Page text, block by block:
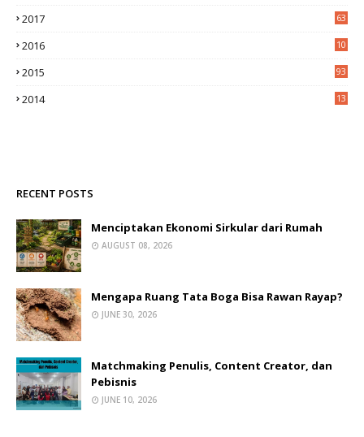
2017 63
2016
10
2015 93
2014
13
RECENT POSTS
Menciptakan Ekonomi Sirkular dari Rumah
AUGUST 08, 2026
Mengapa Ruang Tata Boga Bisa Rawan Rayap?
JUNE 30, 2026
Matchmaking Penulis, Content Creator, dan
Pebisnis
JUNE 10, 2026